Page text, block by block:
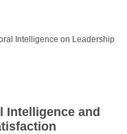
Intelligence on Leadership
Intelligence and